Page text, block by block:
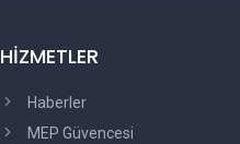
HİZMETLER
Haberler
MEP Güvencesi